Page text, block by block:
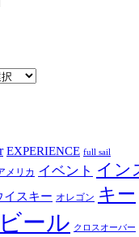
EXPERIENCE full sail
メリカ イベント イン
イスキー オレゴン キー
ール クロスオーバー